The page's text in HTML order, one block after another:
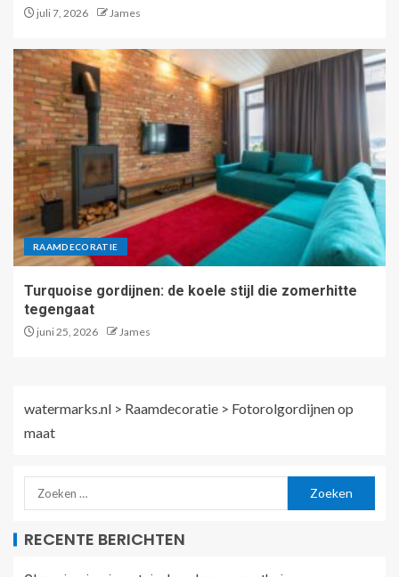
juli 7, 2026 James
RAAMDECORATIE
Turquoise gordijnen: de koele stijl die zomerhitte
tegengaat
juni 25, 2026 James
watermarks.nl > Raamdecoratie > Fotorolgordijnen op
maat
RECENTE BERICHTEN